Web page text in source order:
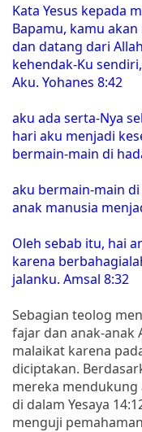
Kata Yesus kepada
Bapamu, kamu
dan datang dari
kehendak-Ku
Aku. Yohanes 8:42
aku ada serta-Nya
hari aku menjadi
bermain-main di
aku bermain-main
anak manusia
Oleh sebab itu, hai
karena
jalanku. Amsal 8:32
Sebagian teolog
fajar dan anak-anak
malaikat karena
diciptakan.
mereka
di dalam Yesaya
menguji